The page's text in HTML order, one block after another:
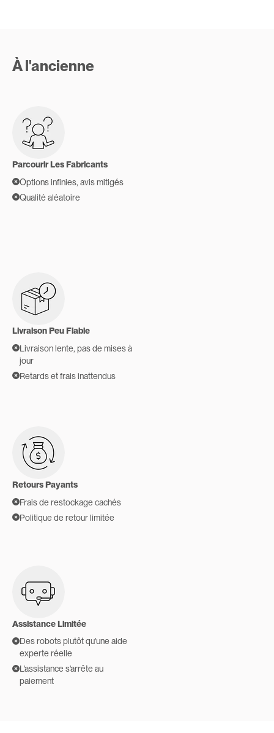
À l'ancienne
Parcourir Les Fabricants
Options infinies, avis mitigés
Qualité aléatoire
Livraison Peu Fiable
Livraison lente, pas de mises à
jour
Retards et frais inattendus
Retours Payants
Frais de restockage cachés
Politique de retour limitée
Assistance Limitée
Des robots plutôt qu'une aide
experte réelle
L'assistance s'arrête au
paiement